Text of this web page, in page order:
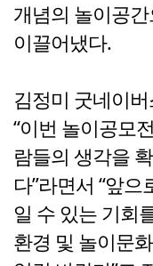
개념의 놀이공
이끌어냈다.
김정미 굿네이
“이번 놀이공모
람들의 생각을
다”라면서 “앞
일 수 있는 기회
환경 및 놀이문